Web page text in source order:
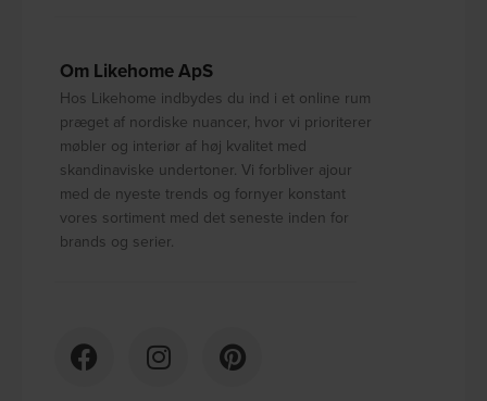
Om Likehome ApS
Hos Likehome indbydes du ind i et online rum
præget af nordiske nuancer, hvor vi prioriterer
møbler og interiør af høj kvalitet med
skandinaviske undertoner. Vi forbliver ajour
med de nyeste trends og fornyer konstant
vores sortiment med det seneste inden for
brands og serier.